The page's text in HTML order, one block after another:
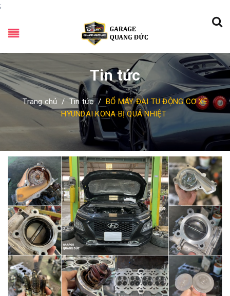
;
Tin tức
Trang chủ / Tin tức / BỔ MÁY ĐẠI TU ĐỘNG CƠ XE
HYUNDAI KONA BỊ QUÁ NHIỆT